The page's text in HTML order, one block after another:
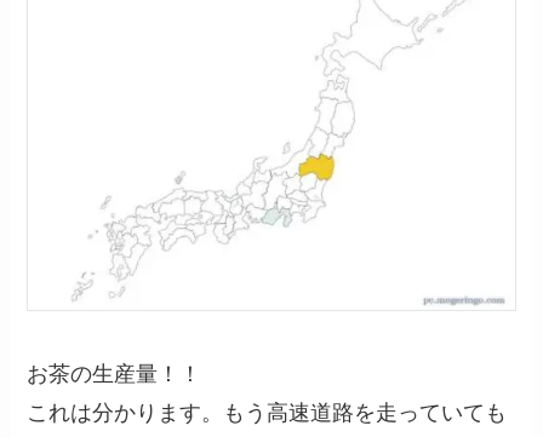
お茶の生産量！！
これは分かります。もう高速道路を走っていても